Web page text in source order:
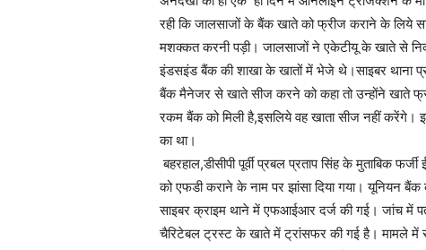
रही कि जालसाजों के बैंक खाते को फ्रीज कराने के लिये
मशक्कत करनी पड़ी। जालसाजों ने एकेटीयू के खाते से
इंडसइंड बैंक की शाखा के खातों में भेजे थे।साइबर थाना
बैंक मैनेजर से खाते सीज करने को कहा तो उन्होंने खाते
रकम बैंक को मिली है,इसलिये वह खाता सीज नहीं
का था।
बहरहाल,डीसीपी पूर्वी प्रबल प्रताप सिंह के मुताबिक
को एफडी कराने के नाम पर झांसा दिया गया। यूनियन
साइबर क्राइम थाने में एफआईआर दर्ज की गई। जांच में
चैरिटेबल ट्रस्ट के खाते में ट्रांसफर की गई है। मामले में